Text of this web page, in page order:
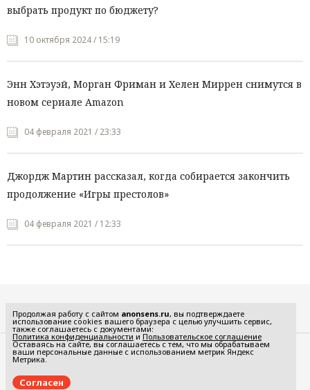
выбрать продукт по бюджету?
10 октября 2024 / 15:19
Энн Хэтэуэй, Морган Фриман и Хелен Миррен снимутся в
новом сериале Amazon
04 февраля 2021 / 23:33
Джордж Мартин рассказал, когда собирается закончить
продолжение «Игры престолов»
04 февраля 2021 / 12:33
Редакция
Реклама
Продолжая работу с сайтом anonsens.ru, вы подтверждаете
использование cookies вашего браузера с целью улучшить сервис,
также соглашаетесь с документами:
Политика конфиденциальности и Пользовательское соглашение
Оставаясь на сайте, вы соглашаетесь с тем, что мы обрабатываем
ваши персональные данные с использованием метрик Яндекс
Метрика.
Согласен